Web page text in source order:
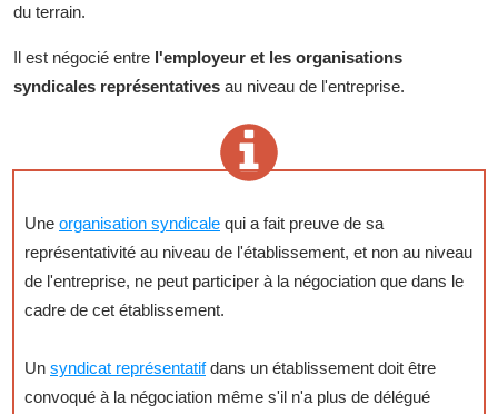
du terrain.
Il est négocié entre l'employeur et les organisations
syndicales représentatives au niveau de l'entreprise.
Une organisation syndicale qui a fait preuve de sa
représentativité au niveau de l'établissement, et non au niveau
de l'entreprise, ne peut participer à la négociation que dans le
cadre de cet établissement.
Un syndicat représentatifdans un établissement doit être
convoqué à la négociation même s'il n'a plus de délégué